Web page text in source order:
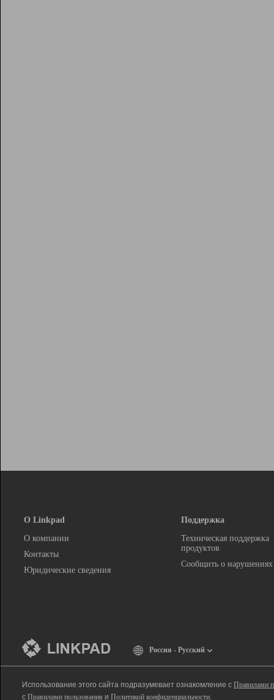
О Linkpad
О компании
Контакты
Юридические сведения
Поддержка
Техническая поддержка
продуктов
Сообщить о нарушениях
Россия - Русский
Использование этого сайта подразумевает ознакомление с Правилами
с Правилами пользования и Политикой конфиденциальности.